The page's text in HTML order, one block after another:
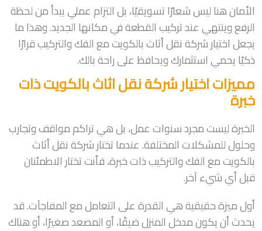
الأمان هنا ليس شعارًا تسويقيًا، بل التزام عملي يبدأ من لحظة
الرفع وينتهي عند تركيب القطعة في مكانها الجديد. وهذا ما
يجعل اختيار شركة نقل أثاث بالكويت مع الفك والتركيب قرارًا
ذكيًا يحمي استثمارك ويحافظ على راحة بالك.
مميزات اختيار شركة نقل اثاث بالكويت ذات
خبرة
الخبرة ليست مجرد سنوات عمل، بل هي تراكم مواقف وتجارب
وحلول للمشكلات المختلفة. عندما تختار شركة نقل أثاث
بالكويت مع الفك والتركيب ذات خبرة، فأنت تختار الاطمئنان
قبل أي شيء آخر.
أول ميزة حقيقية هي القدرة على التعامل مع المفاجآت. قد
يحدث أن يكون مدخل المنزل ضيقًا، أو المصعد صغيرًا، أو هناك